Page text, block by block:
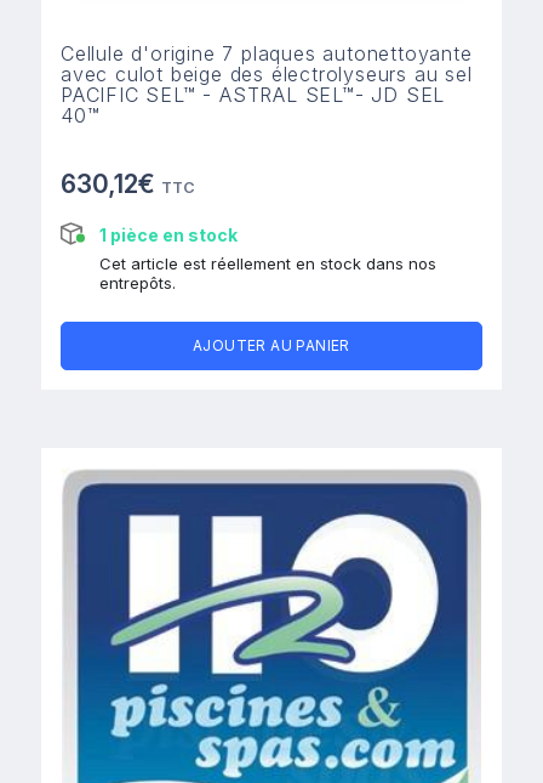
Cellule d'origine 7 plaques autonettoyante
avec culot beige des électrolyseurs au sel
PACIFIC SEL™ - ASTRAL SEL™- JD SEL
40™
630,12€ TTC
1 pièce en stock
Cet article est réellement en stock dans nos
entrepôts.
AJOUTER AU PANIER